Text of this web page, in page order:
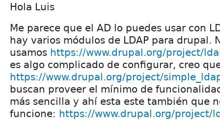
Hola Luis
Me parece que el AD lo puedes usar con
hay varios módulos de LDAP para drupal.
usamos https://www.drupal.org/project/
es algo complicado de configurar, creo
https://www.drupal.org/project/
buscan proveer el mínimo de
más sencilla y ahí esta este también que
funcione: https://www.drupal.org/project/